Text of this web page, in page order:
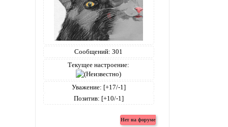
Сообщений: 301
Текущее настроение:
Уважение: [+17/-1]
Позитив: [+10/-1]